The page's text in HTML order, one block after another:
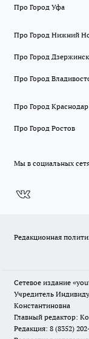
Про Город Уфа
Про Город Нижний
Про Город Дзержинск
Про Город
Про Город Краснодар
Про Город Ростов
Мы в социальных
Редакционная
Сетевое издание
Учредитель
Константиновна
Главный редактор:
Редакция: 8 (8352)